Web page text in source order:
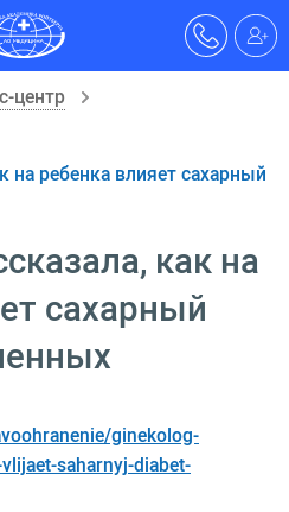
центр
на ребенка влияет сахарный
как на
сахарный
ginekolog-
saharnyj-diabet-